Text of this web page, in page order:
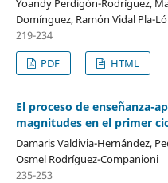
Domínguez, Ramón Vidal Pla-
219-234
PDF
HTML
El proceso de enseñanza-
magnitudes en el primer
Damaris Valdivia-Hernández,
Osmel Rodríguez-Companioni
235-253